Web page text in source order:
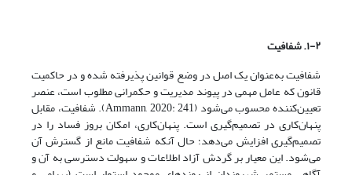
۱-۲. شفافیت
شفافیت به‌عنوان یک اصل در وضع قوانین پذیرفته شده و در حاکمیت
قانون که عامل مهمی در پیوند مدیریت و حکمرانی مطلوب است، عنصر
تعیین‌کننده محسوب می‌شود (Ammann, 2020: 241). شفافیت، مقابل
پنهان‌کاری در تصمیم‌گیری است. پنهان‌کاری، امکان بروز فساد را در
تصمیم‌گیری افزایش می‌دهد؛ حال آنکه شفافیت مانع از گسترش آن
می‌شود. این معیار بر گردش آزاد اطلاعات و سهولت دسترسی به آن و